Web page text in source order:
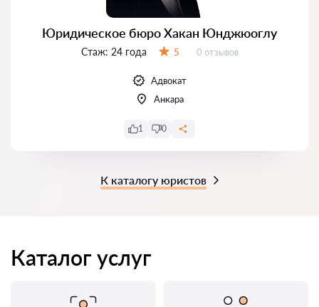
Юридическое бюро Хакан Юнджюоглу
Стаж: 24 года 5 Отзывов:
0 отзывов
Адвокат
Анкара
1 0
К каталогу юристов
Каталог услуг